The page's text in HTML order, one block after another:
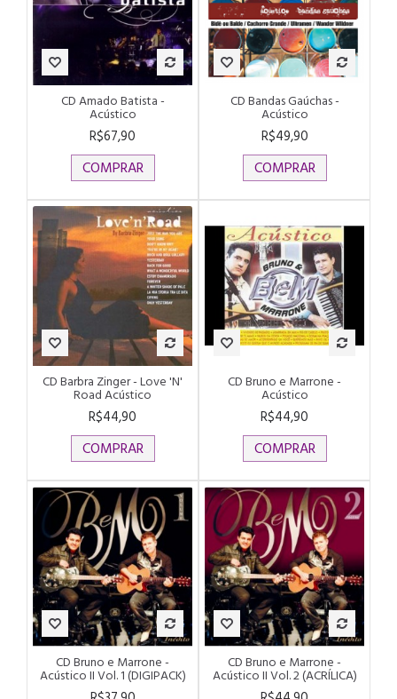
CD Amado Batista -
Acústico
R$67,90
COMPRAR
CD Bandas Gaúchas -
Acústico
R$49,90
COMPRAR
CD Barbra Zinger - Love 'N'
Road Acústico
R$44,90
COMPRAR
CD Bruno e Marrone -
Acústico
R$44,90
COMPRAR
CD Bruno e Marrone -
Acústico II Vol. 1 (DIGIPACK)
CD Bruno e Marrone -
Acústico II Vol. 2 (ACRÍLICA)